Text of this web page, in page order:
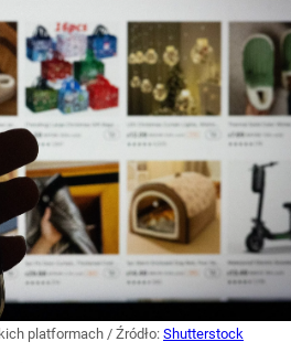
platformach / Źródło: Shutterstock